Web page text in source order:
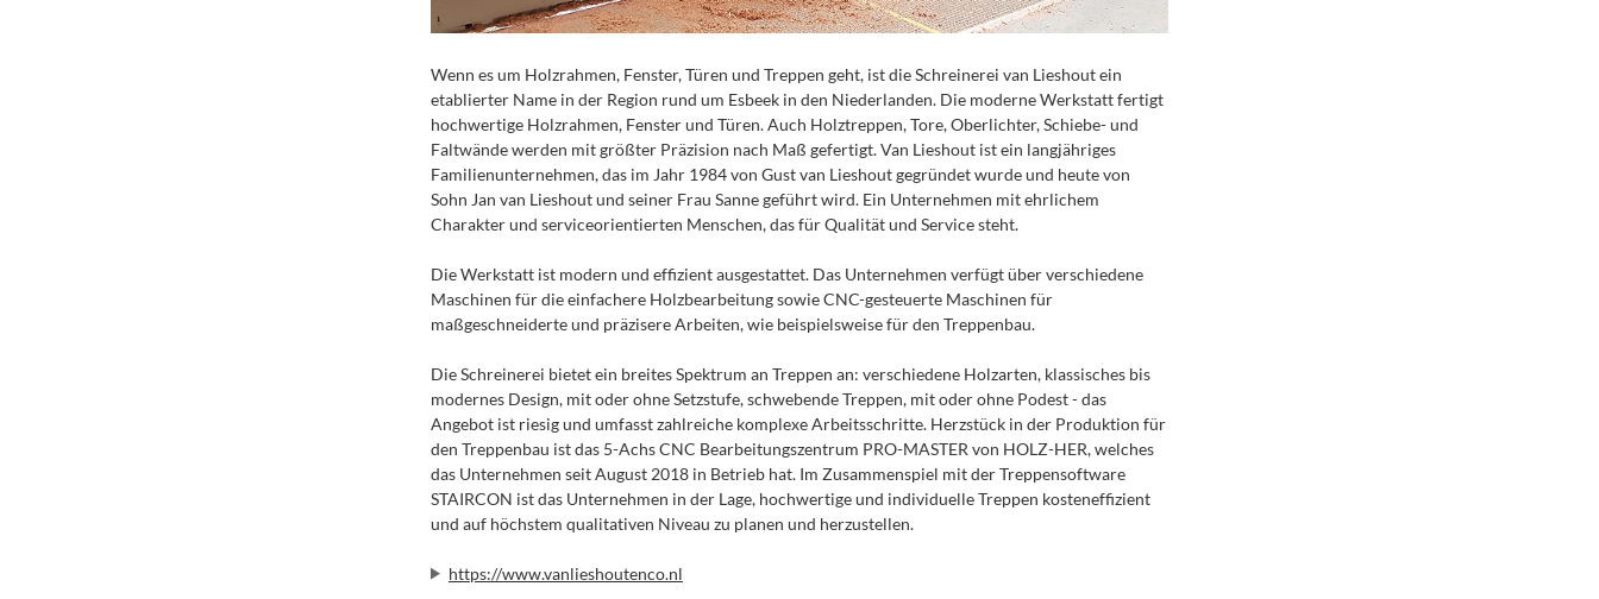
Wenn es um Holzrahmen, Fenster, Türen und Treppen geht, ist die Schreinerei van Lieshout ein
etablierter Name in der Region rund um Esbeek in den Niederlanden. Die moderne Werkstatt fertigt
hochwertige Holzrahmen, Fenster und Türen. Auch Holztreppen, Tore, Oberlichter, Schiebe- und
Faltwände werden mit größter Präzision nach Maß gefertigt. Van Lieshout ist ein langjähriges
Familienunternehmen, das im Jahr 1984 von Gust van Lieshout gegründet wurde und heute von
Sohn Jan van Lieshout und seiner Frau Sanne geführt wird. Ein Unternehmen mit ehrlichem
Charakter und serviceorientierten Menschen, das für Qualität und Service steht.
Die Werkstatt ist modern und effizient ausgestattet. Das Unternehmen verfügt über verschiedene
Maschinen für die einfachere Holzbearbeitung sowie CNC-gesteuerte Maschinen für
maßgeschneiderte und präzisere Arbeiten, wie beispielsweise für den Treppenbau.
Die Schreinerei bietet ein breites Spektrum an Treppen an: verschiedene Holzarten, klassisches bis
modernes Design, mit oder ohne Setzstufe, schwebende Treppen, mit oder ohne Podest - das
Angebot ist riesig und umfasst zahlreiche komplexe Arbeitsschritte. Herzstück in der Produktion für
den Treppenbau ist das 5-Achs CNC Bearbeitungszentrum PRO-MASTER von HOLZ-HER, welches
das Unternehmen seit August 2018 in Betrieb hat. Im Zusammenspiel mit der Treppensoftware
STAIRCON ist das Unternehmen in der Lage, hochwertige und individuelle Treppen kosteneffizient
und auf höchstem qualitativen Niveau zu planen und herzustellen.
https://www.vanlieshoutenco.nl